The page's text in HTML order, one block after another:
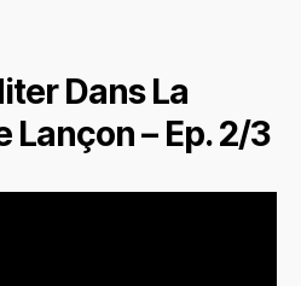
Dans La
Lançon – Ep. 2/3